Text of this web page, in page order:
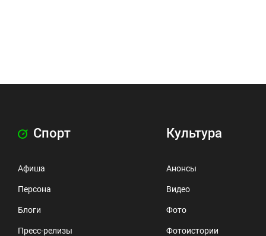
Спорт
Афиша
Персона
Блоги
Пресс-релизы
Культура
Анонсы
Видео
Фото
Фотоистории